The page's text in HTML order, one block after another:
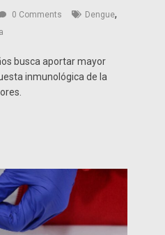
0 Comments Dengue,
busca aportar mayor
inmunológica de la